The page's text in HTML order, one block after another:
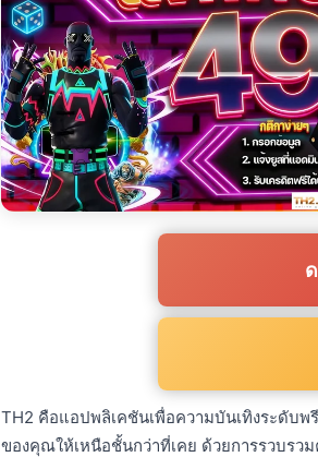
TH2 คือแอปพลิเคชันเพื่อความบันเทิงระดับ
ของคุณให้เหนือชั้นกว่าที่เคย ด้วยการรวบรว